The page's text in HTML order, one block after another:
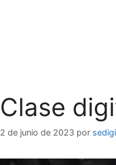
Clase
2 de junio de 2023 por